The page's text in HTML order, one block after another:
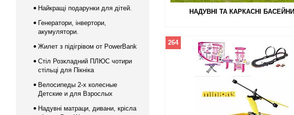
НАДУВНІ ТА КАРКАСНІ БАСЕЙНИ
264
Найкращі подарунки для дітей.
Генератори, інвертори,
акумулятори.
Жилет з підігрівом от PowerBank
Стіл Розкладний ПЛЮС чотири
стільці для Пікніка
Велосипеды 2-х колесные
Детские и для Взрослых
Надувні матраци, дивани, крісла